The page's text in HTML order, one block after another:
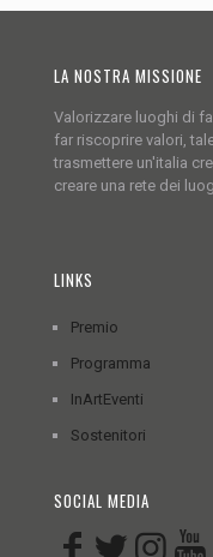
LA NOSTRA MISSIONE
Valorizzare luoghi di
far riscoprire valori,
trasmettere un'italia
creare una rete dei
LINKS
Premio
Programma
InArtEventi
Sostenitori
SOCIAL MEDIA